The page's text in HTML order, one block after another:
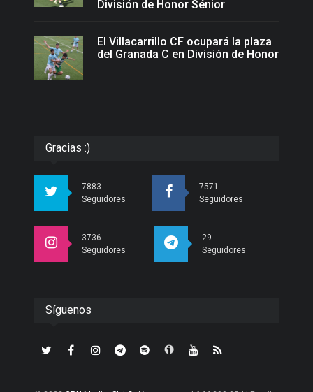
División de Honor Sénior
El Villacarrillo CF ocupará la plaza
del Granada C en División de Honor
Gracias :)
7883
Seguidores
7571
Seguidores
3736
Seguidores
29
Seguidores
Síguenos